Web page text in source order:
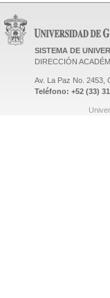
SISTEMA DE
DIRECCIÓN
Av. La Paz No. 2453,
Teléfono: +52 (33)